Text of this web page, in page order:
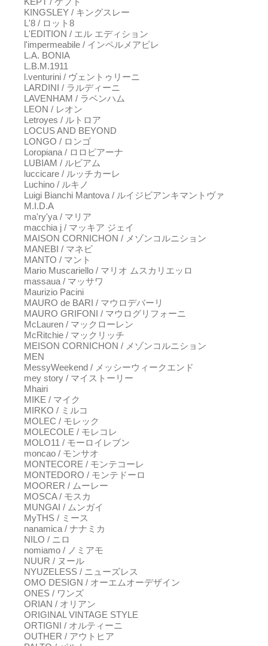
KINGSLEY / キングスレー
L'8 / ロット8
L'EDITION / エル エディション
l'impermeabile / インペルメアビレ
L.A. BONIA
L.B.M.1911
l.venturini / ヴェントゥリーニ
LARDINI / ラルディーニ
LAVENHAM / ラベンハム
LEON / レオン
Letroyes / ルトロア
LOCUS AND BEYOND
LONGO / ロンゴ
Loropiana / ロロピアーナ
LUBIAM / ルビアム
luccicare / ルッチカーレ
Luchino / ルキノ
Luigi Bianchi Mantova / ルイジビアンキマントヴァ
M.I.D.A
ma'ry'ya / マリア
macchia j / マッキア ジェイ
MAISON CORNICHON / メゾンコルニション
MANEBI / マネビ
MANTO / マント
Mario Muscariello / マリオ ムスカリエッロ
massaua / マッサワ
Maurizio Pacini
MAURO de BARI / マウロデバーリ
MAURO GRIFONI / マウログリフォーニ
McLauren / マックローレン
McRitchie / マックリッチ
MEISON CORNICHON / メゾンコルニション
MEN
MessyWeekend / メッシーウィークエンド
mey story / マイストーリー
Mhairi
MIKE / マイク
MIRKO / ミルコ
MOLEC / モレック
MOLECOLE / モレコレ
MOLO11 / モーロイレブン
moncao / モンサオ
MONTECORE / モンテコーレ
MONTEDORO / モンテドーロ
MOORER / ムーレー
MOSCA / モスカ
MUNGAI / ムンガイ
MyTHS / ミース
nanamica / ナナミカ
NILO / ニロ
nomiamo / ノミアモ
NUUR / ヌール
NYUZELESS / ニューズレス
OMO DESIGN / オーエムオーデザイン
ONES / ワンズ
ORIAN / オリアン
ORIGINAL VINTAGE STYLE
ORTIGNI / オルティーニ
OUTHER / アウトヒア